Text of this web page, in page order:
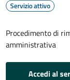
Servizio attivo
Procedimento di
amministrativa
Accedi al